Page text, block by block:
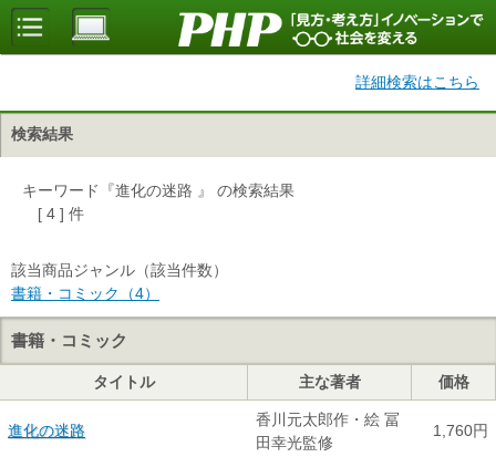
詳細検索はこちら
検索結果
キーワード『進化の迷路 』 の検索結果
[ 4 ] 件
該当商品ジャンル（該当件数）
書籍・コミック（4）
書籍・コミック
タイトル 主な著者 価格
進化の迷路
香川元太郎作・絵 冨
田幸光監修
1,760円